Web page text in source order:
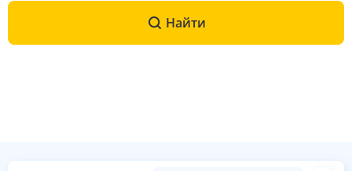
Найти